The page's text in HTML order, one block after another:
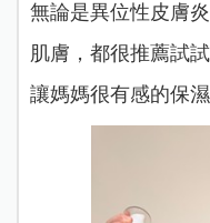
無論是異位性皮膚
肌膚，都很推薦試
讓媽媽很有感的保濕